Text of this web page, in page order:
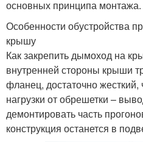
основных принципа монтажа.
Особенности обустройства
крышу
Как закрепить дымоход на
внутренней стороны крыши
фланец, достаточно
нагрузки от обрешетки –
демонтировать часть
конструкция останется в